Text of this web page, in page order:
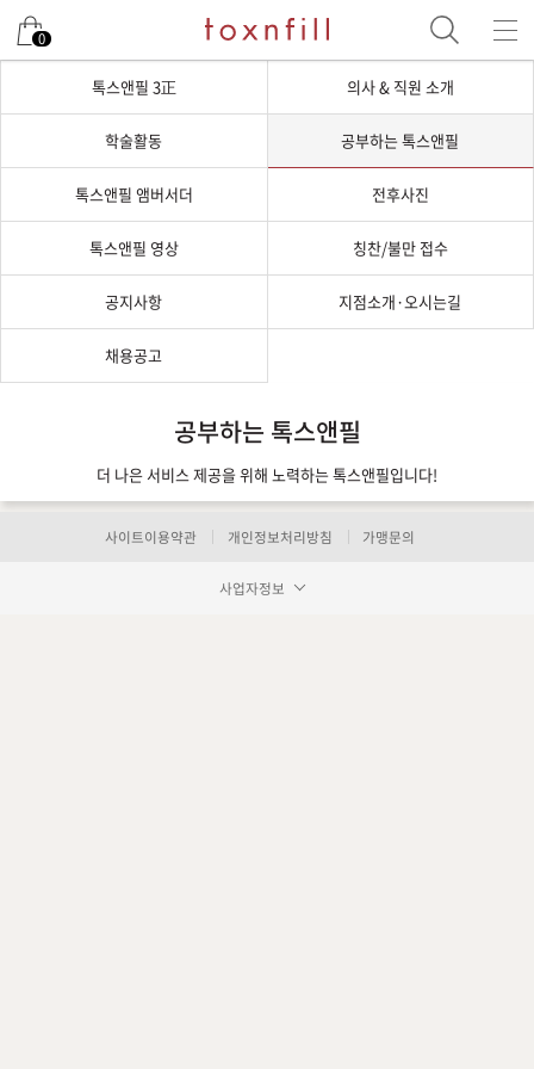
0
톡스앤필 3正 의사 & 직원 소개
학술활동 공부하는 톡스앤필
톡스앤필 앰버서더 전후사진
톡스앤필 영상 칭찬/불만 접수
공지사항 지점소개·오시는길
채용공고
공부하는 톡스앤필
더 나은 서비스 제공을 위해 노력하는 톡스앤필입니다!
사이트이용약관 개인정보처리방침 가맹문의
사업자정보